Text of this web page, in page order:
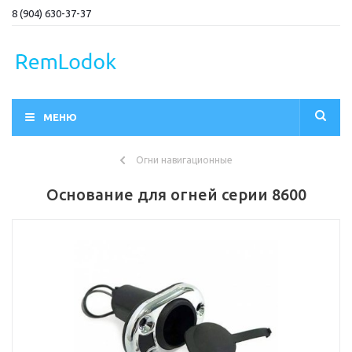
8 (904) 630-37-37
МЕНЮ
Огни навигационные
Основание для огней серии 8600